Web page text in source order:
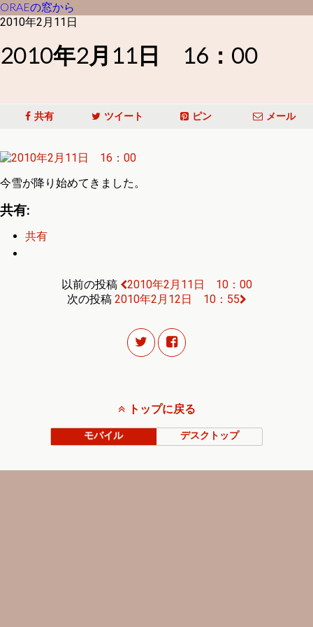
ORAEの窓から
2010年2月11日
2010年2月11日 16：00
共有 ツイート ピン メール
今雪が降り始めてきました。
共有:
共有
以前の投稿
2010年2月11日 10：00
次の投稿 2010年2月12日 10：55
トップに戻る
モバイル デスクトップ